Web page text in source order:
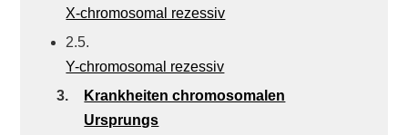
X-chromosomal rezessiv
2.5.
Y-chromosomal rezessiv
3.
Krankheiten chromosomalen
Ursprungs